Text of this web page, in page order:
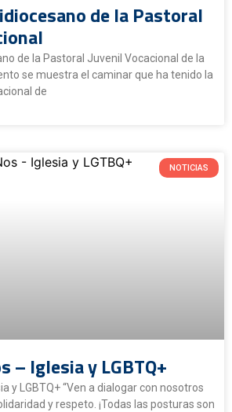
de la Pastoral
de la Pastoral Juvenil Vocacional de la
se muestra el caminar que ha tenido la
de
NOTICIAS
– Iglesia y LGBTQ+
y LGBTQ+ “Ven a dialogar con nosotros
y respeto. ¡Todas las posturas son